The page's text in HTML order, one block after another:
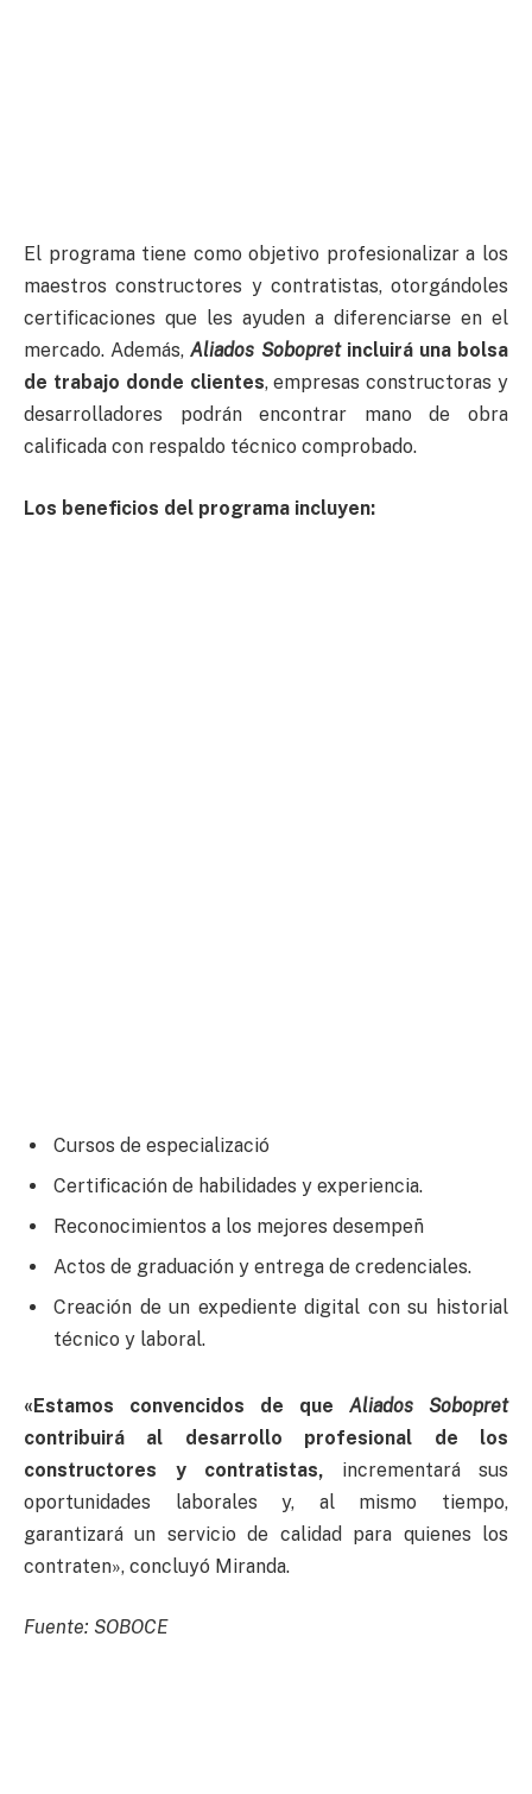
El programa tiene como objetivo profesionalizar a los
maestros constructores y contratistas, otorgándoles
certificaciones que les ayuden a diferenciarse en el
mercado. Además,Aliados Sobopretincluirá una bolsa
de trabajo donde clientes, empresas constructoras y
desarrolladores podrán encontrar mano de obra
calificada con respaldo técnico comprobado.
Los beneficios del programa incluyen:
Cursos de especializació
Certificación de habilidades y experiencia.
Reconocimientos a los mejores desempeñ
Actos de graduación y entrega de credenciales.
Creación de un expediente digital con su historial
técnico y laboral.
«Estamos convencidos de que Aliados Sobopret
contribuirá al desarrollo profesional de los
constructores y contratistas, incrementará sus
oportunidades laborales y, al mismo tiempo,
garantizará un servicio de calidad para quienes los
contraten», concluyó Miranda.
Fuente: SOBOCE